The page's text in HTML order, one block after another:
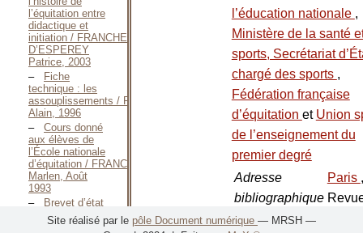
l’équitation entre
didactique et
initiation / FRANCHET
D’ESPEREY
Patrice, 2003
Fiche
technique : les
assouplissements / FRANCQUEVILLE
Alain, 1996
Cours donné
aux élèves de
l’École nationale
d’équitation / FRANCQUEVILLE
Marlen, Août
1993
Brevet d’état
d’éducateur
sportif 1 er et 2e
l’éducation nationale ,
Ministère de la santé
sports, Secrétariat
chargé des sports ,
Fédération française
d’équitation et Union
de l’enseignement du
premier degré
Adresse
bibliographique
:
Paris ,
Site réalisé par le pôle Document numérique — MRSH —